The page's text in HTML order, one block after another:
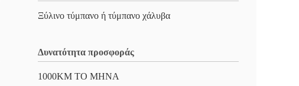
Ξύλινο τύμπανο ή τύμπανο χάλυβα
Δυνατότητα προσφοράς
1000KM ΤΟ ΜΗΝΑ